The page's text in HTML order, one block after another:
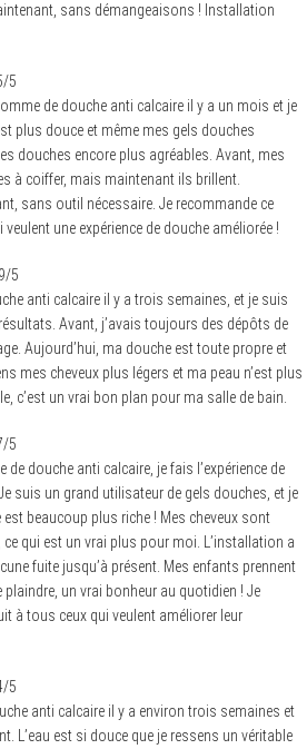
sans démangeaisons ! Installation
/5
de douche anti calcaire il y a un mois et je
plus douce et même mes gels douches
douches encore plus agréables. Avant, mes
à coiffer, mais maintenant ils brillent.
sans outil nécessaire. Je recommande ce
une expérience de douche améliorée !
/5
anti calcaire il y a trois semaines, et je suis
Avant, j’avais toujours des dépôts de
Aujourd’hui, ma douche est toute propre et
mes cheveux plus légers et ma peau n’est plus
c’est un vrai bon plan pour ma salle de bain.
/5
de douche anti calcaire, je fais l’expérience de
suis un grand utilisateur de gels douches, et je
beaucoup plus riche ! Mes cheveux sont
qui est un vrai plus pour moi. L’installation a
fuite jusqu’à présent. Mes enfants prennent
un vrai bonheur au quotidien ! Je
à tous ceux qui veulent améliorer leur
/5
anti calcaire il y a environ trois semaines et
L’eau est si douce que je ressens un véritable